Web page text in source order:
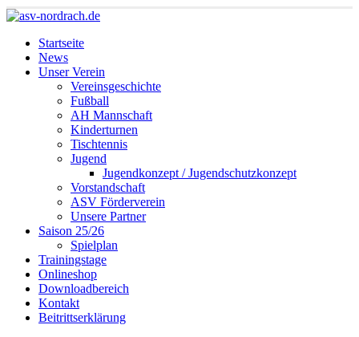
Startseite
News
Unser Verein
Vereinsgeschichte
Fußball
AH Mannschaft
Kinderturnen
Tischtennis
Jugend
Jugendkonzept / Jugendschutzkonzept
Vorstandschaft
ASV Förderverein
Unsere Partner
Saison 25/26
Spielplan
Trainingstage
Onlineshop
Downloadbereich
Kontakt
Beitrittserklärung